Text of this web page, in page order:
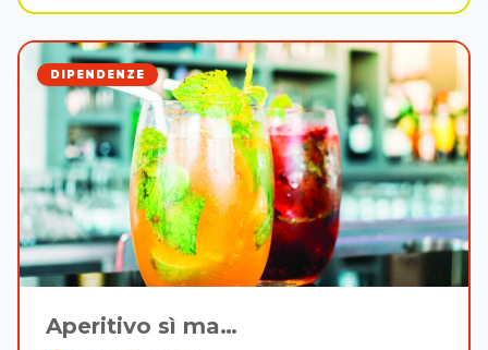
DIPENDENZE
Aperitivo sì ma…